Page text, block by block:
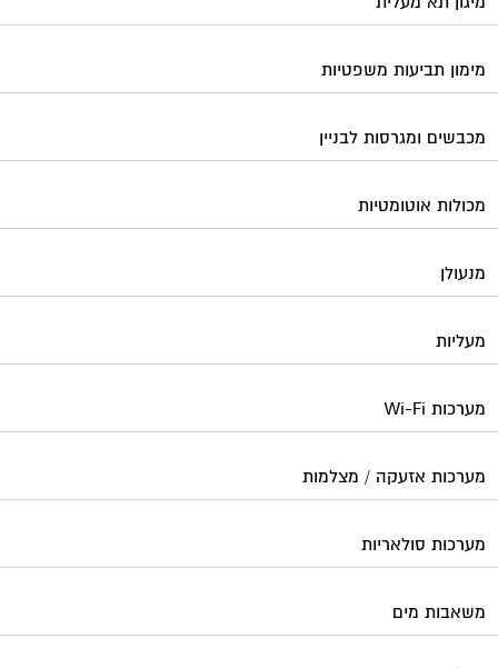
מימון תביעות משפטיות
מכבשים ומגרסות לבניין
מכולות אוטומטיות
מנעולן
מעליות
מערכות Wi-Fi
מערכות אזעקה / מצלמות
מערכות סולאריות
משאבות מים